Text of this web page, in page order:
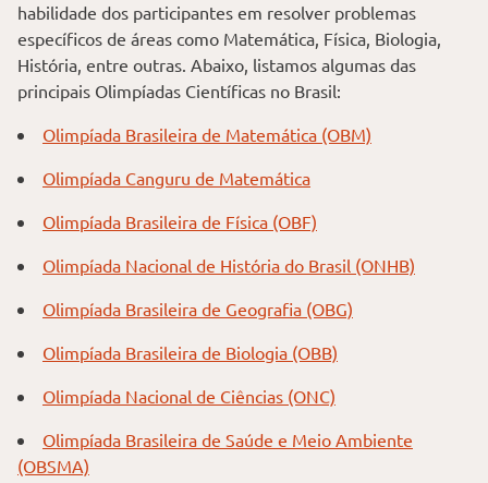
habilidade dos participantes em resolver problemas
específicos de áreas como Matemática, Física, Biologia,
História, entre outras. Abaixo, listamos algumas das
principais Olimpíadas Científicas no Brasil:
Olimpíada Brasileira de Matemática (OBM)
Olimpíada Canguru de Matemática
Olimpíada Brasileira de Física (OBF)
Olimpíada Nacional de História do Brasil (ONHB)
Olimpíada Brasileira de Geografia (OBG)
Olimpíada Brasileira de Biologia (OBB)
Olimpíada Nacional de Ciências (ONC)
Olimpíada Brasileira de Saúde e Meio Ambiente
(OBSMA)